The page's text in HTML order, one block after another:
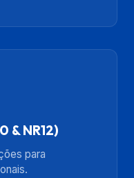
& NR12)
para